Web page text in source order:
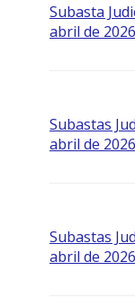
Subasta
abril de
Subastas
abril de
Subastas
abril de